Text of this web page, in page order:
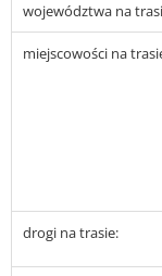
województwa na
miejscowości na
drogi na trasie: